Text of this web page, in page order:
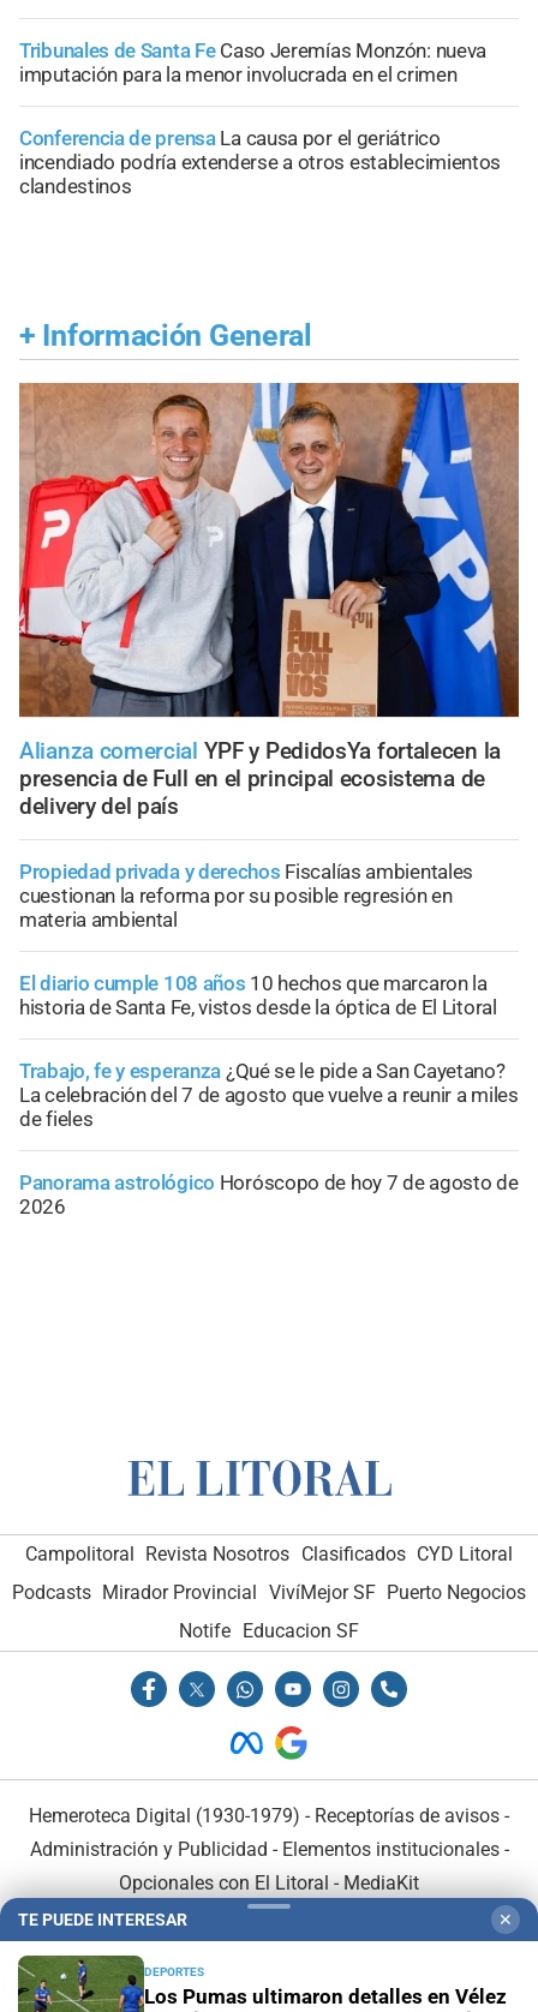
Tribunales de Santa Fe Caso Jeremías Monzón: nueva
imputación para la menor involucrada en el crimen
Conferencia de prensa La causa por el geriátrico
incendiado podría extenderse a otros establecimientos
clandestinos
+ Información General
Alianza comercial YPF y PedidosYa fortalecen la
presencia de Full en el principal ecosistema de
delivery del país
Propiedad privada y derechos Fiscalías ambientales
cuestionan la reforma por su posible regresión en
materia ambiental
El diario cumple 108 años 10 hechos que marcaron la
historia de Santa Fe, vistos desde la óptica de El Litoral
Trabajo, fe y esperanza ¿Qué se le pide a San Cayetano?
La celebración del 7 de agosto que vuelve a reunir a miles
de fieles
Panorama astrológico Horóscopo de hoy 7 de agosto de
2026
Campolitoral Revista Nosotros Clasificados CYD Litoral
Podcasts Mirador Provincial VivíMejor SF Puerto Negocios
Notife Educacion SF
Hemeroteca Digital (1930-1979) - Receptorías de avisos -
Administración y Publicidad - Elementos institucionales-
Opcionales con El Litoral - MediaKit
TE PUEDE INTERESAR ✕
DEPORTES
Los Pumas ultimaron detalles en Vélez